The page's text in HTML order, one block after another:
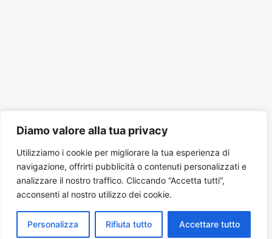
Diamo valore alla tua privacy
Utilizziamo i cookie per migliorare la tua esperienza di
navigazione, offrirti pubblicità o contenuti personalizzati e
analizzare il nostro traffico. Cliccando “Accetta tutti”,
acconsenti al nostro utilizzo dei cookie.
Personalizza Rifiuta tutto Accettare tutto